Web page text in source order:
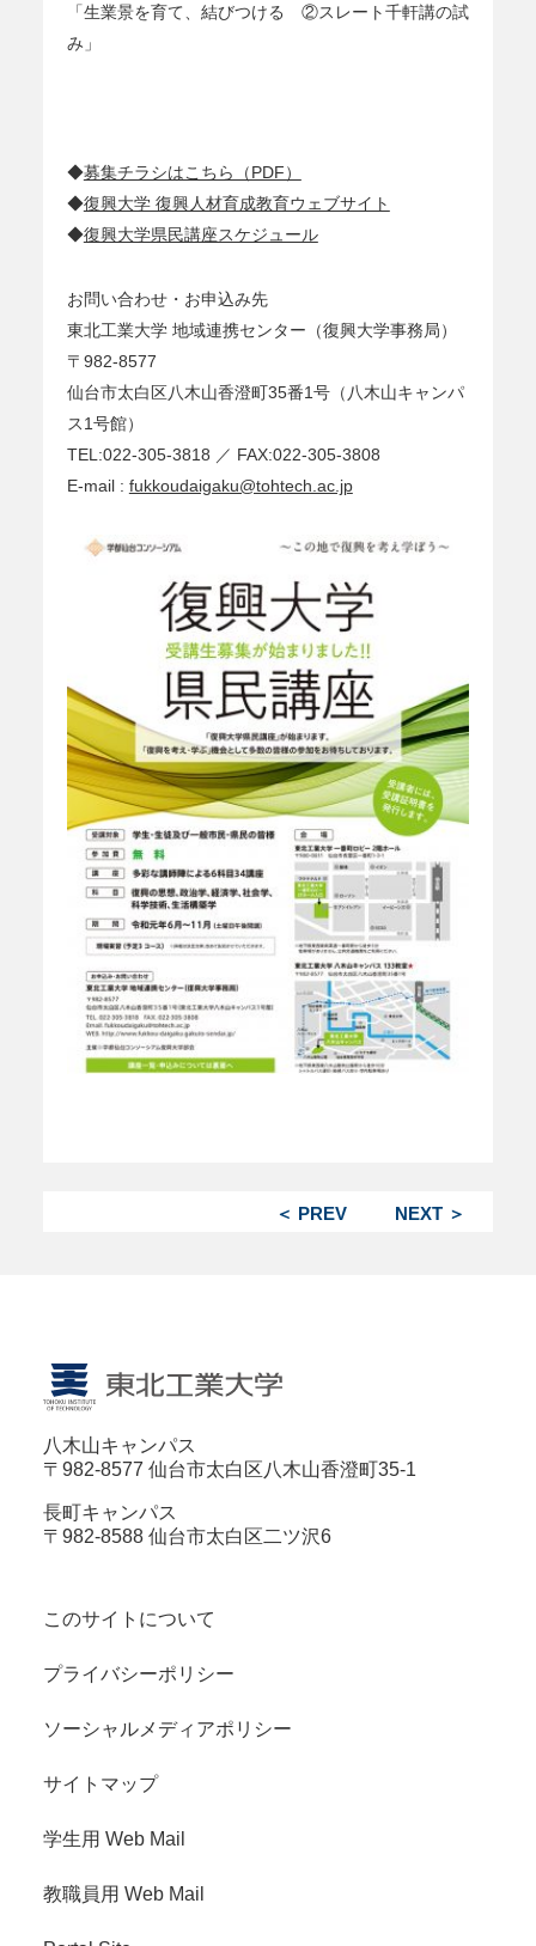
「生業景を育て、結びつける ②スレート千軒講の試
み」
◆募集チラシはこちら（PDF）
◆復興大学 復興人材育成教育ウェブサイト
◆復興大学県民講座スケジュール
お問い合わせ・お申込み先
東北工業大学 地域連携センター（復興大学事務局）
〒982-8577
仙台市太白区八木山香澄町35番1号（八木山キャンパ
ス1号館）
TEL:022-305-3818 ／ FAX:022-305-3808
E-mail : fukkoudaigaku@tohtech.ac.jp
NEXT ＞
＜ PREV
八木山キャンパス
〒982-8577 仙台市太白区八木山香澄町35-1
長町キャンパス
〒982-8588 仙台市太白区二ツ沢6
このサイトについて
プライバシーポリシー
ソーシャルメディアポリシー
サイトマップ
学生用 Web Mail
教職員用 Web Mail